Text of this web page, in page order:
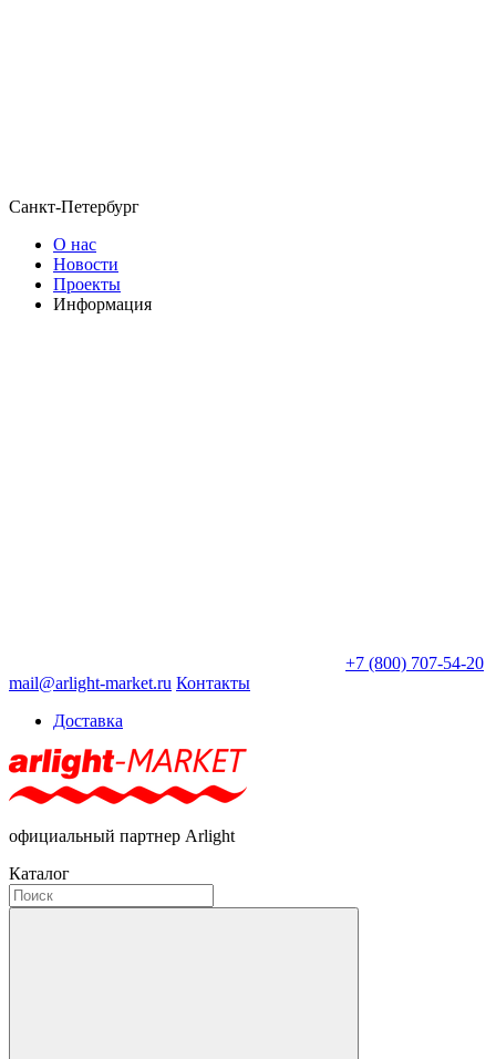
Санкт-Петербург
О нас
Новости
Проекты
Информация
+7 (800) 707-54-20
mail@arlight-market.ru Контакты
Доставка
официальный партнер Arlight
Каталог